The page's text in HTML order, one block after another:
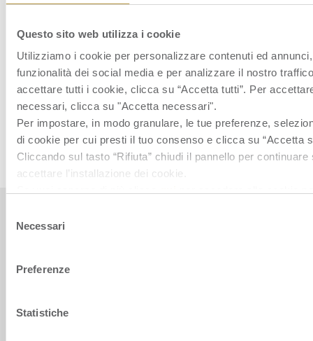
Questo sito web utilizza i cookie
Utilizziamo i cookie per personalizzare contenuti ed
funzionalità dei social media e per analizzare il nostro
accettare tutti i cookie, clicca su “Accetta tutti”. Per
necessari, clicca su "Accetta necessari".
Per impostare, in modo granulare, le tue preferenze,
di cookie per cui presti il tuo consenso e clicca su “Accetta
Cliccando sul tasto “Rifiuta” chiudi il pannello per continuare
accettare l’installazione dei cookie.
delNecessari
Preferenze
Statistiche
Link utili
GUARDA IL VIDEO ISTITUZIONALE
SCARICA LA PRESENTAZIONE DI GRUPPO
CONTATTACI
LEGGI LE NOSTRE NEWS